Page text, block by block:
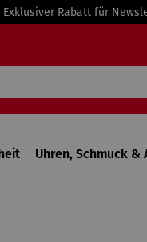
Exklusiver Rabatt für
Uhren, Schmuck &